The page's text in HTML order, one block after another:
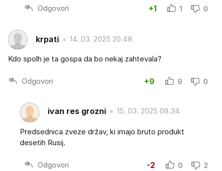
Odgovori +1 1 0
krpati 14. 03. 2025 20.48
Kdo spolh je ta gospa da bo nekaj zahtevala?
Odgovori +9 9 0
ivan res grozni 15. 03. 2025 08.34
Predsednica zveze držav, ki imajo bruto produkt
desetih Rusij.
Odgovori -2 0 2